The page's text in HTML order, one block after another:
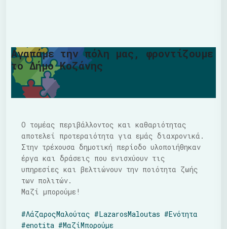
Αγαπάμε την πόλη μας, φροντίζουμε
το Δήμο Κοζάνης
Ο τομέας περιβάλλοντος και καθαριότητας
αποτελεί προτεραιότητα για εμάς διαχρονικά.
Στην τρέχουσα δημοτική περίοδο υλοποιήθηκαν
έργα και δράσεις που ενισχύουν τις
υπηρεσίες και βελτιώνουν την ποιότητα ζωής
των πολιτών.
Μαζί μπορούμε!
#ΛάζαροςΜαλούτας #LazarosMaloutas #Ενότητα
#enotita #ΜαζίΜπορούμε